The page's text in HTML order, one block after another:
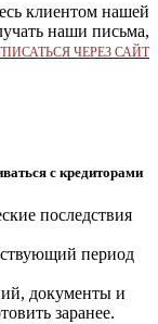
клиентом нашей
наши письма,
ЧЕРЕЗ САЙТ
с кредиторами
последствия
период
документы и
заранее.